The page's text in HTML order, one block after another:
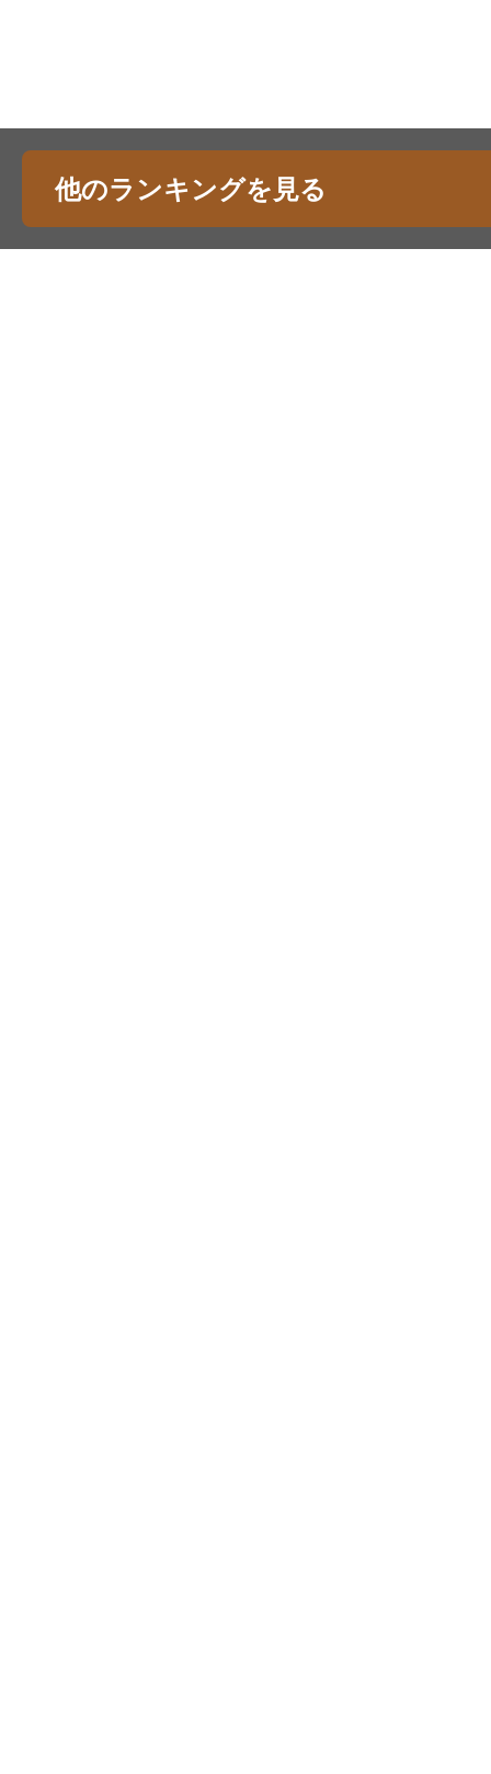
他のランキングを見る